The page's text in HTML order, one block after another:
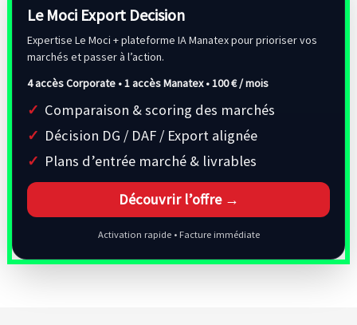
Le Moci Export Decision
Expertise Le Moci + plateforme IA Manatex pour prioriser vos
marchés et passer à l’action.
4 accès Corporate • 1 accès Manatex •100 € / mois
Comparaison & scoring des marchés
Décision DG / DAF / Export alignée
Plans d’entrée marché & livrables
Découvrir l’offre →
Activation rapide • Facture immédiate